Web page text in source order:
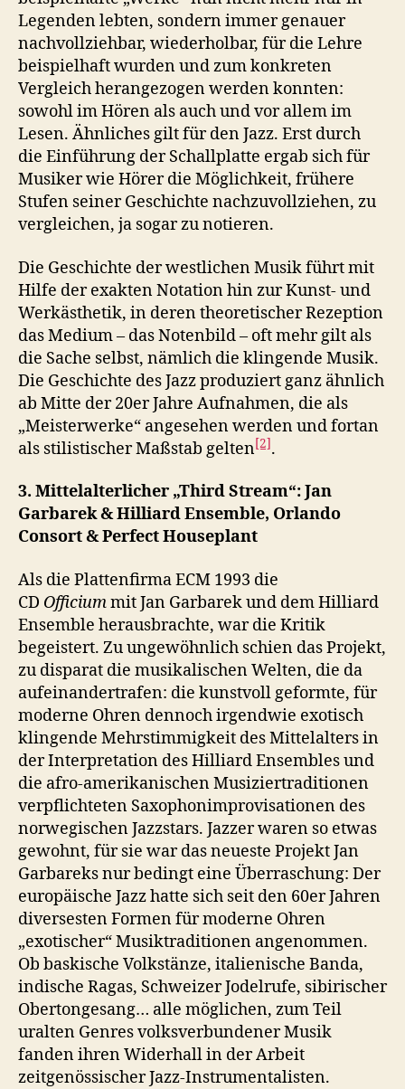
Legenden lebten, sondern immer genauer
nachvollziehbar, wiederholbar, für die Lehre
beispielhaft wurden und zum konkreten
Vergleich herangezogen werden konnten:
sowohl im Hören als auch und vor allem im
Lesen. Ähnliches gilt für den Jazz. Erst durch
die Einführung der Schallplatte ergab sich für
Musiker wie Hörer die Möglichkeit, frühere
Stufen seiner Geschichte nachzuvollziehen, zu
vergleichen, ja sogar zu notieren.
Die Geschichte der westlichen Musik führt mit
Hilfe der exakten Notation hin zur Kunst- und
Werkästhetik, in deren theoretischer Rezeption
das Medium – das Notenbild – oft mehr gilt als
die Sache selbst, nämlich die klingende Musik.
Die Geschichte des Jazz produziert ganz ähnlich
ab Mitte der 20er Jahre Aufnahmen, die als
„Meisterwerke“ angesehen werden und fortan
als stilistischer Maßstab gelten[2].
3. Mittelalterlicher „Third Stream“: Jan
Garbarek & Hilliard Ensemble, Orlando
Consort & Perfect Houseplant
Als die Plattenfirma ECM 1993 die
CD Officiummit Jan Garbarek und dem Hilliard
Ensemble herausbrachte, war die Kritik
begeistert. Zu ungewöhnlich schien das Projekt,
zu disparat die musikalischen Welten, die da
aufeinandertrafen: die kunstvoll geformte, für
moderne Ohren dennoch irgendwie exotisch
klingende Mehrstimmigkeit des Mittelalters in
der Interpretation des Hilliard Ensembles und
die afro-amerikanischen Musiziertraditionen
verpflichteten Saxophonimprovisationen des
norwegischen Jazzstars. Jazzer waren so etwas
gewohnt, für sie war das neueste Projekt Jan
Garbareks nur bedingt eine Überraschung: Der
europäische Jazz hatte sich seit den 60er Jahren
diversesten Formen für moderne Ohren
„exotischer“ Musiktraditionen angenommen.
Ob baskische Volkstänze, italienische Banda,
indische Ragas, Schweizer Jodelrufe, sibirischer
Obertongesang… alle möglichen, zum Teil
uralten Genres volksverbundener Musik
fanden ihren Widerhall in der Arbeit
zeitgenössischer Jazz-Instrumentalisten.